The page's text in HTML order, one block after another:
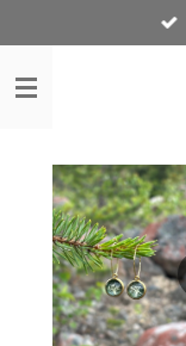
pääsisältöön